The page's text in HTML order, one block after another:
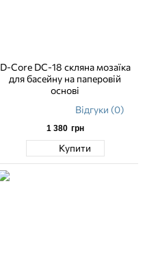
D-Core DC-18 скляна мозаїка
для басейну на паперовій
основі
Відгуки (0)
1 380 грн
Купити